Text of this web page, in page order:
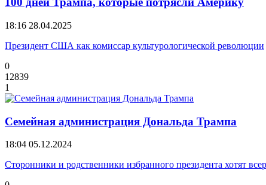
18:16 28.04.2025
Президент США как комиссар культурологической революции
0
12839
1
Семейная администрация Дональда Трампа
18:04 05.12.2024
Сторонники и родственники избранного президента хотят